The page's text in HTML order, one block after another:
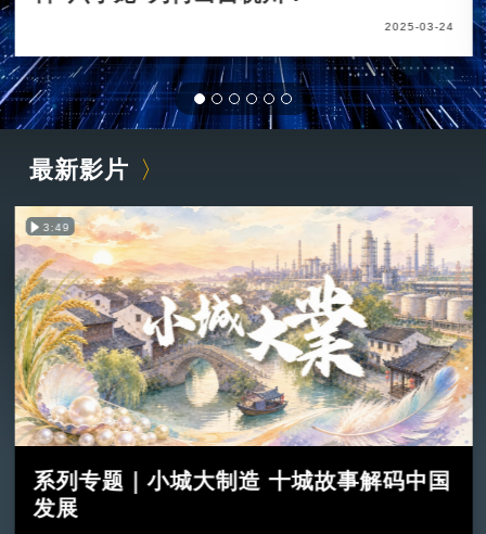
2025-03-24
最新影片
3:49
系列专题｜小城大制造 十城故事解码中国
发展